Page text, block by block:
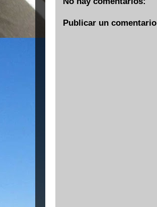
Publicar un comentario